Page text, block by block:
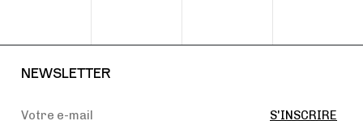
NEWSLETTER